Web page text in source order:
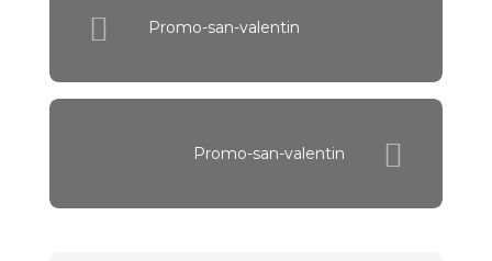
Promo-san-valentin
Promo-san-valentin